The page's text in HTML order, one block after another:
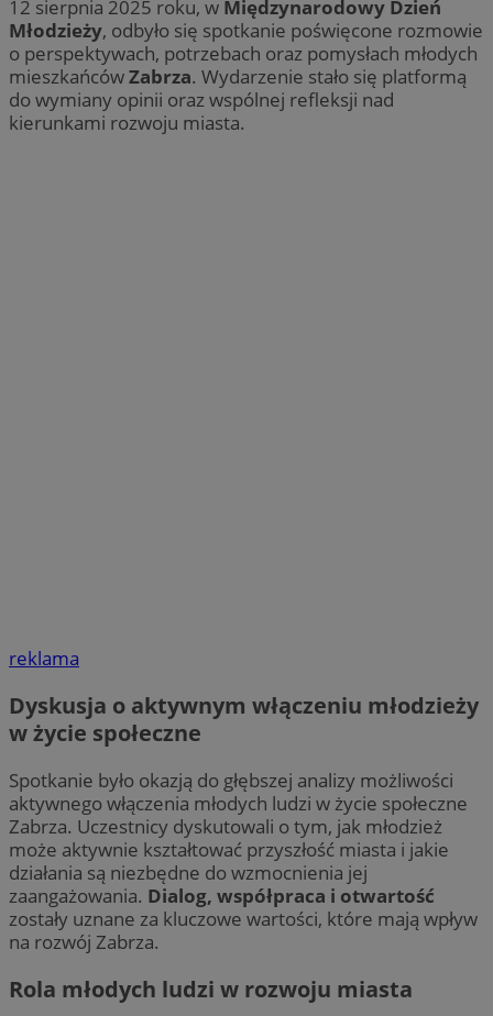
12 sierpnia 2025 roku, w Międzynarodowy Dzień
Młodzieży, odbyło się spotkanie poświęcone rozmowie
o perspektywach, potrzebach oraz pomysłach młodych
mieszkańcówZabrza. Wydarzenie stało się platformą
do wymiany opinii oraz wspólnej refleksji nad
kierunkami rozwoju miasta.
reklama
Dyskusja o aktywnym włączeniu młodzieży
w życie społeczne
Spotkanie było okazją do głębszej analizy możliwości
aktywnego włączenia młodych ludzi w życie społeczne
Zabrza. Uczestnicy dyskutowali o tym, jak młodzież
może aktywnie kształtować przyszłość miasta i jakie
działania są niezbędne do wzmocnienia jej
zaangażowania. Dialog, współpraca i otwartość
zostały uznane za kluczowe wartości, które mają wpływ
na rozwój Zabrza.
Rola młodych ludzi w rozwoju miasta